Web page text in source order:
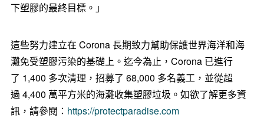
下塑膠的最終目標。」
這些努力建立在 Corona 長期致力幫助保護世界海洋和海
灘免受塑膠污染的基礎上。迄今為止，Corona 已進行
了 1,400 多次清理，招募了 68,000 多名義工，並從超
過 4,400 萬平方米的海灘收集塑膠垃圾。如欲了解更多資
訊，請參閱： https://protectparadise.com